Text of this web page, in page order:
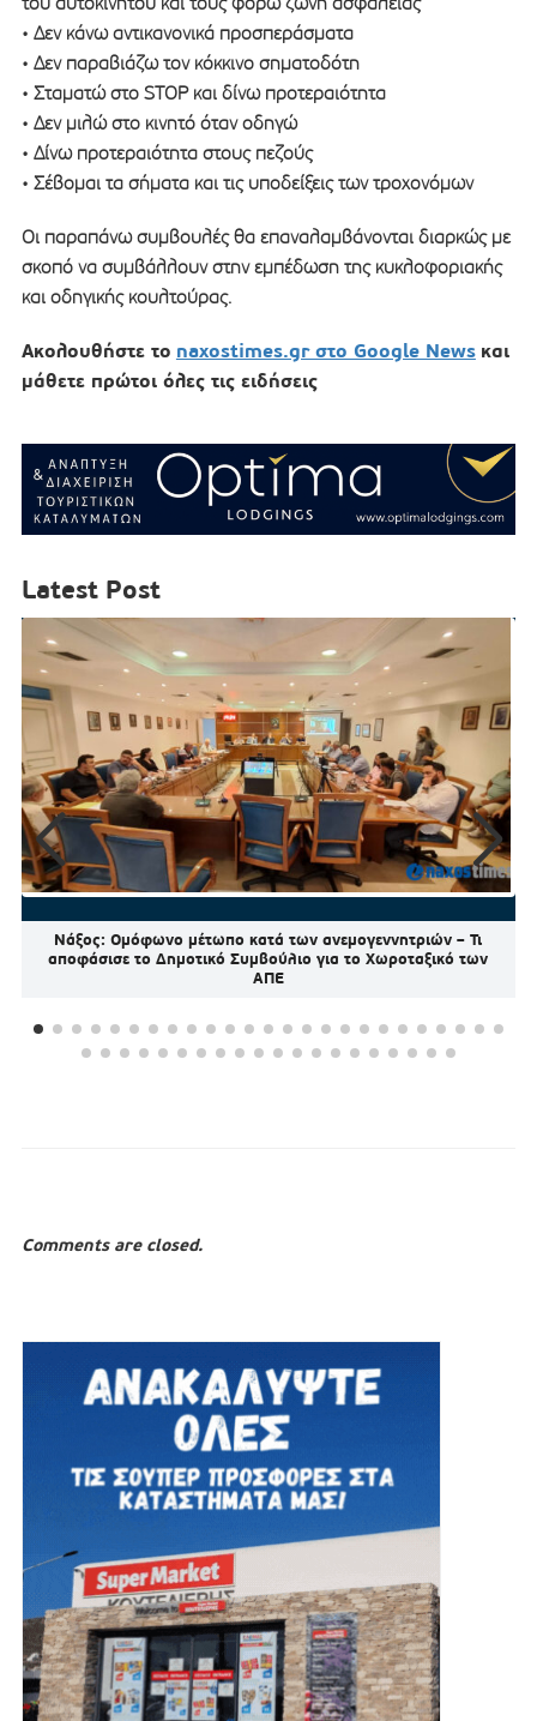
• Δεν κάνω αντικανονικά προσπεράσματα
• Δεν παραβιάζω τον κόκκινο σηματοδότη
• Σταματώ στο STOP και δίνω προτεραιότητα
• Δεν μιλώ στο κινητό όταν οδηγώ
• Δίνω προτεραιότητα στους πεζούς
• Σέβομαι τα σήματα και τις υποδείξεις των τροχονόμων
Οι παραπάνω συμβουλές θα επαναλαμβάνονται διαρκώς με
σκοπό να συμβάλλουν στην εμπέδωση της κυκλοφοριακής
και οδηγικής κουλτούρας.
Ακολουθήστε το naxostimes.gr στο Google News και
μάθετε πρώτοι όλες τις ειδήσεις
Latest Post
Νάξος: Ομόφωνο μέτωπο κατά των ανεμογεννητριών – Τι
αποφάσισε το Δημοτικό Συμβούλιο για το Χωροταξικό των
ΑΠΕ
Comments are closed.